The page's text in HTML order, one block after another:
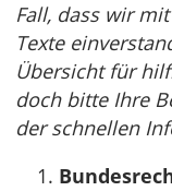
Fall, dass wir
Texte
Übersicht für
doch bitte Ihre
der schnellen